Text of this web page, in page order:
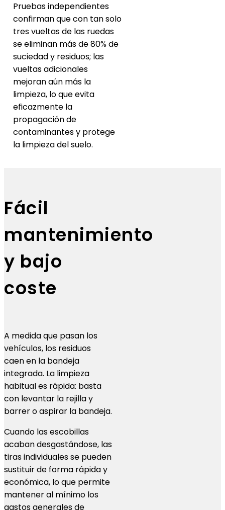
Pruebas independientes
confirman que con tan solo
tres vueltas de las ruedas
se eliminan más de 80% de
suciedad y residuos; las
vueltas adicionales
mejoran aún más la
limpieza, lo que evita
eficazmente la
propagación de
contaminantes y protege
la limpieza del suelo.
Fácil
mantenimiento
y bajo
coste
A medida que pasan los
vehículos, los residuos
caen en la bandeja
integrada. La limpieza
habitual es rápida: basta
con levantar la rejilla y
barrer o aspirar la bandeja.
Cuando las escobillas
acaban desgastándose, las
tiras individuales se pueden
sustituir de forma rápida y
económica, lo que permite
mantener al mínimo los
gastos generales de